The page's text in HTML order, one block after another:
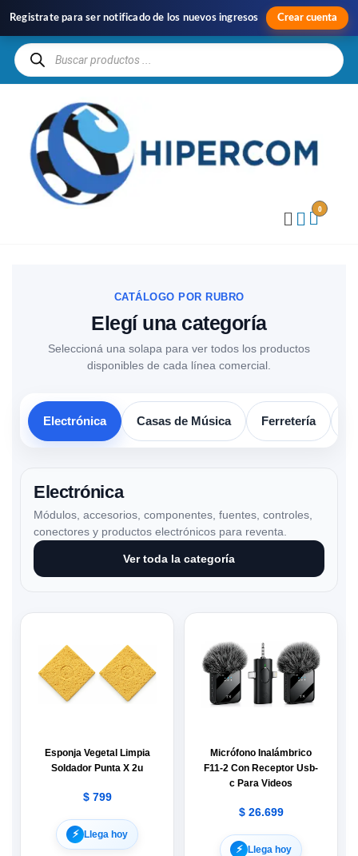
Registrate para ser notificado de los nuevos ingresos Crear cuenta
0
CATÁLOGO POR RUBRO
Elegí una categoría
Seleccioná una solapa para ver todos los productos
disponibles de cada línea comercial.
Electrónica Casas de Música Ferretería
Electrónica
Módulos, accesorios, componentes, fuentes, controles,
conectores y productos electrónicos para reventa.
Ver toda la categoría
Esponja Vegetal Limpia
Soldador Punta X 2u
$799
⚡︎ Llega hoy
Micrófono Inalámbrico
F11-2 Con Receptor Usb-
c Para Videos
$26.699
⚡︎ Llega hoy